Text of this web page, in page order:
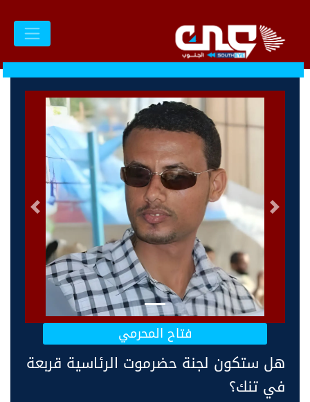
التالى السابق
فتاح المحرمي
هل ستكون لجنة حضرموت الرئاسية قربعة
في تنك؟